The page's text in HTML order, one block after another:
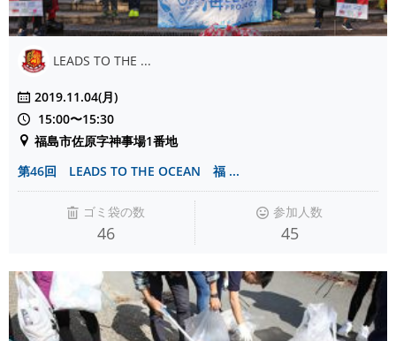
LEADS TO THE ...
2019.11.04(月)
15:00〜15:30
福島市佐原字神事場1番地
第46回 LEADS TO THE OCEAN 福 ...
ゴミ袋の数
46
参加人数
45